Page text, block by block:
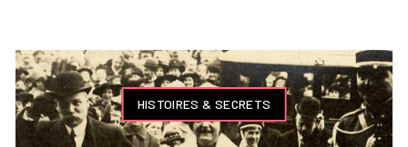
HISTOIRES & SECRETS